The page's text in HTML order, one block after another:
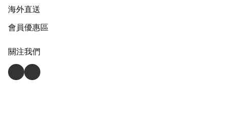
海外直送
會員優惠區
關注我們